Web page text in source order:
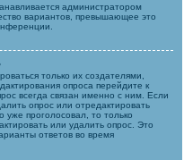
администратором
вариантов, превышающее это
только их создателями,
опроса перейдите к
всегда связан именно с ним. Если
опрос или отредактировать
уже проголосовал, то только
или удалить опрос. Это
ответов во время